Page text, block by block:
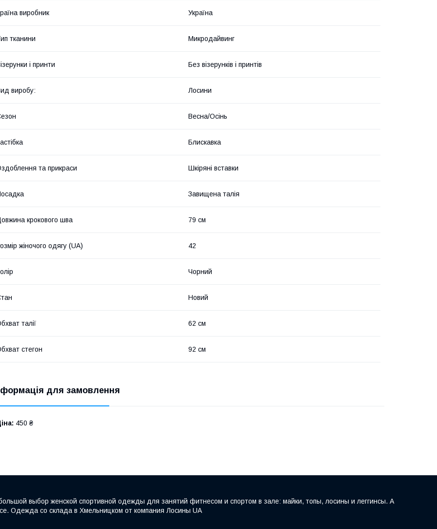
виробник Україна
тканини Микродайвинг
і принти Без візерунків і принтів
виробу: Лосини
Весна/Осінь
Блискавка
та прикраси Шкіряні вставки
Завищена талія
крокового шва 79 см
жіночого одягу (UA) 42
Чорний
Новий
талії 62 см
стегон 92 см
для замовлення
450 ₴
выбор женской спортивной одежды для занятий фитнесом и спортом в зале: майки, топы, лосины и леггинсы. А
Одежда со склада в Хмельницком от компания Лосины UA